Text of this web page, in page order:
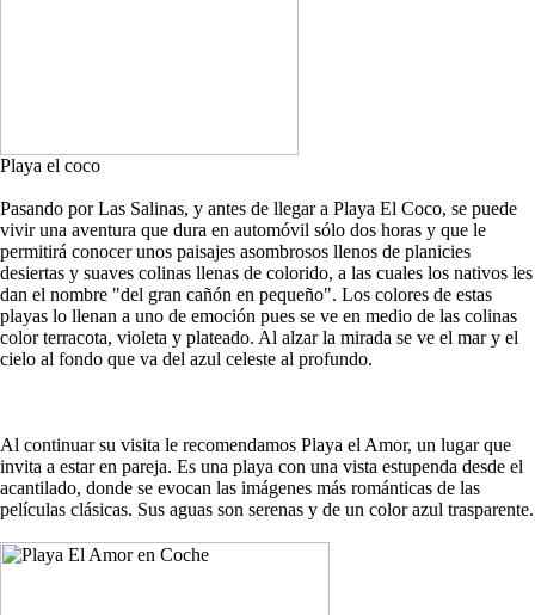
Playa el coco
Pasando por Las Salinas, y antes de llegar a Playa El Coco, se puede
vivir una aventura que dura en automóvil sólo dos horas y que le
permitirá conocer unos paisajes asombrosos llenos de planicies
desiertas y suaves colinas llenas de colorido, a las cuales los nativos les
dan el nombre "del gran cañón en pequeño". Los colores de estas
playas lo llenan a uno de emoción pues se ve en medio de las colinas
color terracota, violeta y plateado. Al alzar la mirada se ve el mar y el
cielo al fondo que va del azul celeste al profundo.
Al continuar su visita le recomendamos Playa el Amor, un lugar que
invita a estar en pareja. Es una playa con una vista estupenda desde el
acantilado, donde se evocan las imágenes más románticas de las
películas clásicas. Sus aguas son serenas y de un color azul trasparente.